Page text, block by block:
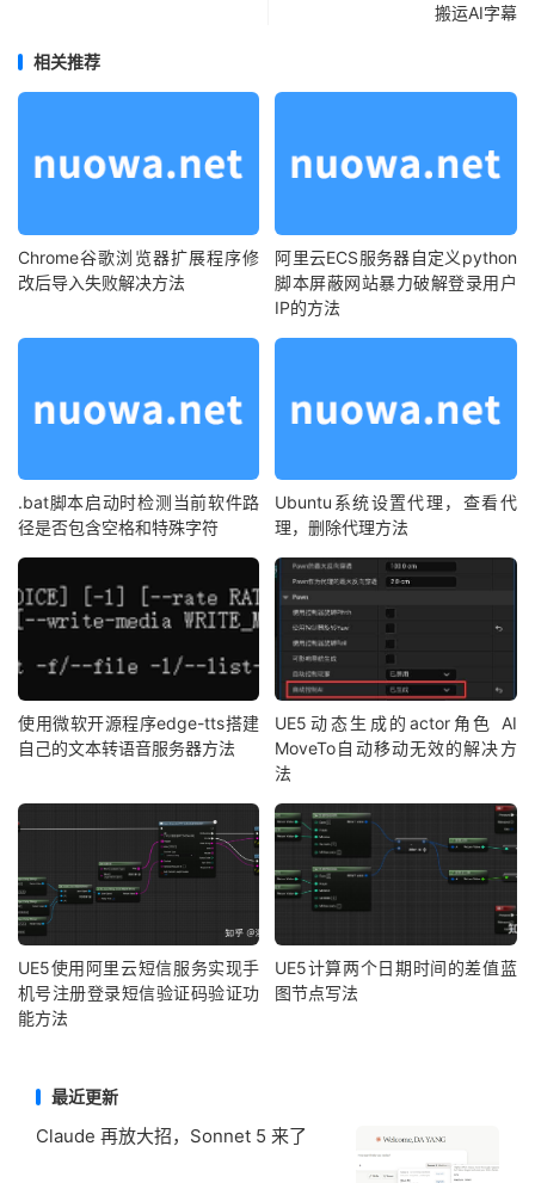
搬运AI字幕
相关推荐
Chrome谷歌浏览器扩展程序修
改后导入失败解决方法
阿里云ECS服务器自定义python
脚本屏蔽网站暴力破解登录用户
IP的方法
.bat脚本启动时检测当前软件路
径是否包含空格和特殊字符
Ubuntu系统设置代理，查看代
理，删除代理方法
使用微软开源程序edge-tts搭建
自己的文本转语音服务器方法
UE5动态生成的actor角色 AI
MoveTo自动移动无效的解决方
法
UE5使用阿里云短信服务实现手
机号注册登录短信验证码验证功
能方法
UE5计算两个日期时间的差值蓝
图节点写法
最近更新
Claude 再放大招，Sonnet 5 来了